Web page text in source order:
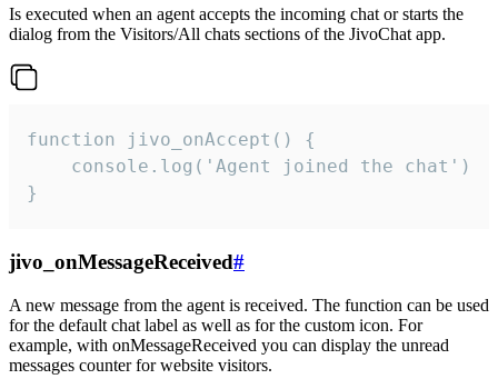
Is executed when an agent accepts the incoming chat or starts the
dialog from the Visitors/All chats sections of the JivoChat app.
function jivo_onAccept() {
}
jivo_onMessageReceived#
A new message from the agent is received. The function can be used
for the default chat label as well as for the custom icon. For
example, with onMessageReceived you can display the unread
messages counter for website visitors.